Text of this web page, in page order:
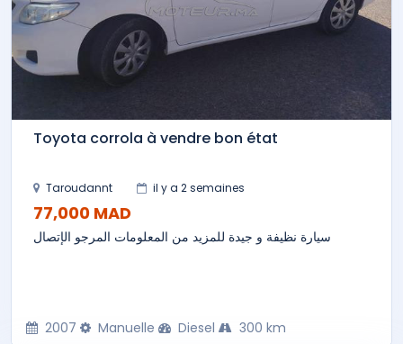
Toyota corrola à vendre bon état
Taroudannt il y a 2 semaines
77,000 MAD
سيارة نظيفة و جيدة للمزيد من المعلومات المرجو الإتصال
2007 Manuelle Diesel 300 km